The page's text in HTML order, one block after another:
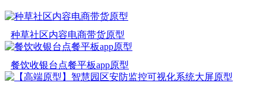
种草社区内容电商带货原型
餐饮收银台点餐平板app原型